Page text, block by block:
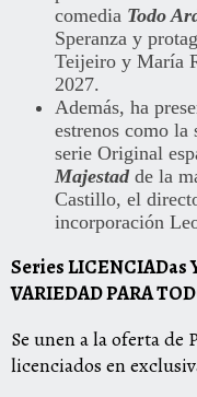
comedia Todo
Speranza y
Teijeiro y María
2027.
Además, ha
estrenos como la
serie Original
Majestad de la
Castillo, el
incorporación
Series LICENCIADas
VARIEDAD PARA
Se unen a la oferta de
licenciados en